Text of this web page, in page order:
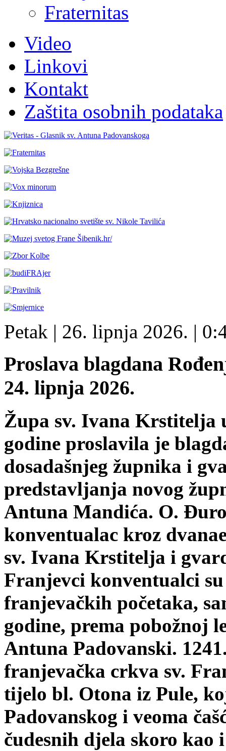
Fraternitas
Video
Linkovi
Kontakt
Zaštita osobnih podataka
Petak | 26. lipnja 2026. |
Proslava blagdana
24. lipnja 2026.
Župa sv. Ivana Krstitelja
godine proslavila je
dosadašnjeg župnika i
predstavljanja novog
Antuna Mandića. O.
konventualac kroz
sv. Ivana Krstitelja i
Franjevci konventualci
franjevačkih početaka,
godine, prema pobožnoj
Antuna Padovanski.
franjevačka crkva sv.
tijelo bl. Otona iz Pule,
Padovanskog i veoma
čudesnih djela skoro kao